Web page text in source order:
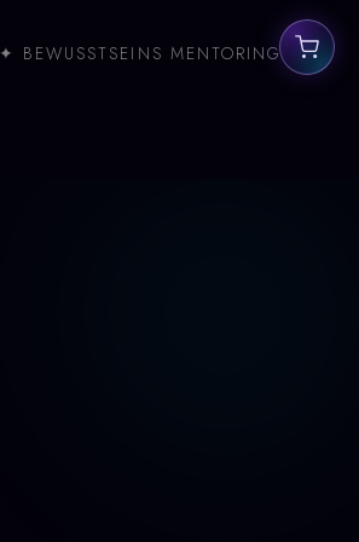
✦ BEWUSSTSEINS MENTORING